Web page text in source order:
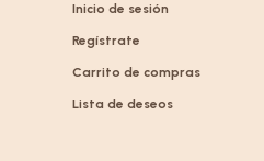
Inicio de sesión
Regístrate
Carrito de compras
Lista de deseos